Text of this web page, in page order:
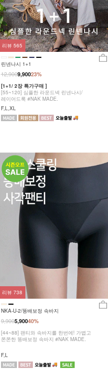
린넨나시 1+1
23%
12,9009,900
[1+1/ 2장 특가구매 ]
[55~120] 심플한 라운드넥 린넨나시/
레이어드룩 #NAK MADE.
F,L,XL
리뷰 565
NKA-U-2/똥배보정 속바지
40%
9,9005,900
[44~88] 팬티와 속바지를 한번에! 가볍고
쫀쫀한 똥배보정 속바지 #NAK MADE.
F,L
리뷰 738